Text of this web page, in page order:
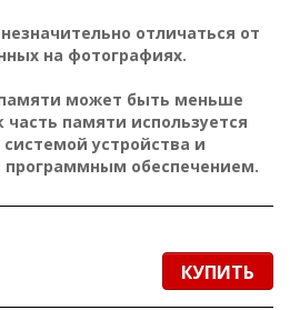
c
u
отличаться от
на фотографиях.
может быть меньше
часть памяти используется
устройства и
программным обеспечением.
КУПИТЬ